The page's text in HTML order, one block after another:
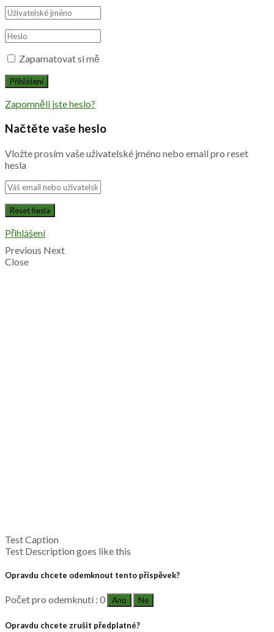
Zapamatovat si mě
Zapomněli jste heslo?
Načtěte vaše heslo
Vložte prosím vaše uživatelské jméno nebo email pro reset
hesla
Přihlášení
Previous Next
Close
Test Caption
Test Description goes like this
Opravdu chcete odemknout tento příspěvek?
Počet pro odemknutí : 0 Ano Ne
Opravdu chcete zrušit předplatné?